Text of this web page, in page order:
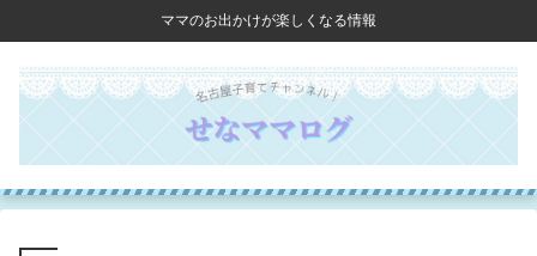
ママのお出かけが楽しくなる情報